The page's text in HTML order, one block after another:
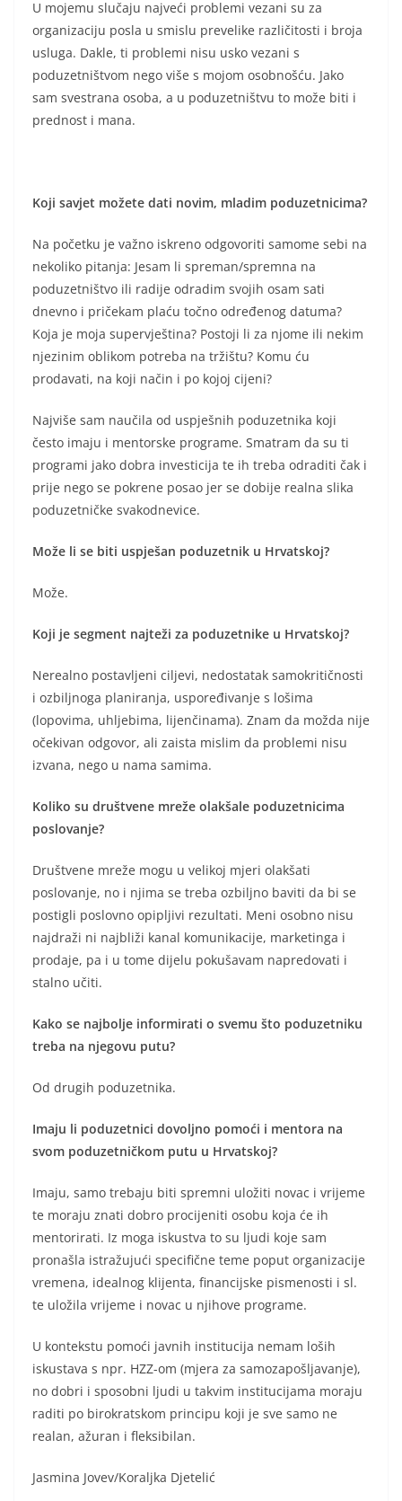
U mojemu slučaju najveći problemi vezani su za
organizaciju posla u smislu prevelike različitosti i broja
usluga. Dakle, ti problemi nisu usko vezani s
poduzetništvom nego više s mojom osobnošću. Jako
sam svestrana osoba, a u poduzetništvu to može biti i
prednost i mana.
Koji savjet možete dati novim, mladim poduzetnicima?
Na početku je važno iskreno odgovoriti samome sebi na
nekoliko pitanja: Jesam li spreman/spremna na
poduzetništvo ili radije odradim svojih osam sati
dnevno i pričekam plaću točno određenog datuma?
Koja je moja supervještina? Postoji li za njome ili nekim
njezinim oblikom potreba na tržištu? Komu ću
prodavati, na koji način i po kojoj cijeni?
Najviše sam naučila od uspješnih poduzetnika koji
često imaju i mentorske programe. Smatram da su ti
programi jako dobra investicija te ih treba odraditi čak i
prije nego se pokrene posao jer se dobije realna slika
poduzetničke svakodnevice.
Može li se biti uspješan poduzetnik u Hrvatskoj?
Može.
Koji je segment najteži za poduzetnike u Hrvatskoj?
Nerealno postavljeni ciljevi, nedostatak samokritičnosti
i ozbiljnoga planiranja, uspoređivanje s lošima
(lopovima, uhljebima, lijenčinama). Znam da možda nije
očekivan odgovor, ali zaista mislim da problemi nisu
izvana, nego u nama samima.
Koliko su društvene mreže olakšale poduzetnicima
poslovanje?
Društvene mreže mogu u velikoj mjeri olakšati
poslovanje, no i njima se treba ozbiljno baviti da bi se
postigli poslovno opipljivi rezultati. Meni osobno nisu
najdraži ni najbliži kanal komunikacije, marketinga i
prodaje, pa i u tome dijelu pokušavam napredovati i
stalno učiti.
Kako se najbolje informirati o svemu što poduzetniku
treba na njegovu putu?
Od drugih poduzetnika.
Imaju li poduzetnici dovoljno pomoći i mentora na
svom poduzetničkom putu u Hrvatskoj?
Imaju, samo trebaju biti spremni uložiti novac i vrijeme
te moraju znati dobro procijeniti osobu koja će ih
mentorirati. Iz moga iskustva to su ljudi koje sam
pronašla istražujući specifične teme poput organizacije
vremena, idealnog klijenta, financijske pismenosti i sl.
te uložila vrijeme i novac u njihove programe.
U kontekstu pomoći javnih institucija nemam loših
iskustava s npr. HZZ-om (mjera za samozapošljavanje),
no dobri i sposobni ljudi u takvim institucijama moraju
raditi po birokratskom principu koji je sve samo ne
realan, ažuran i fleksibilan.
Jasmina Jovev/Koraljka Djetelić